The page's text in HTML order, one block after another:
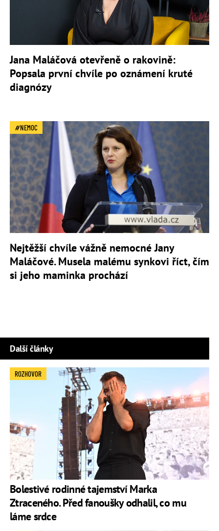
Jana Maláčová otevřeně o rakovině:
Popsala první chvíle po oznámení kruté
diagnózy
NEMOC
Nejtěžší chvíle vážně nemocné Jany
Maláčové. Musela malému synkovi říct, čím
si jeho maminka prochází
Další články
Bolestivé rodinné tajemství Marka
Ztraceného. Před fanoušky odhalil, co mu
láme srdce
ROZHOVOR